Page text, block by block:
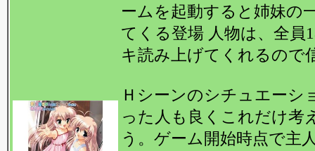
ームを起動すると姉妹の
てくる登場 人物は、全員
キ読み上げてくれるので
Ｈシーンのシチュエーシ
った人も良くこれだけ考
う。ゲーム開始時点で主